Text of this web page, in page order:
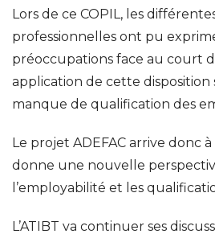
Lors de ce COPIL, les
professionnelles ont pu
préoccupations face au court
application de cette disposition
manque de qualification des
Le projet ADEFAC arrive donc
donne une nouvelle
l’employabilité et les
L’ATIBT va continuer ses